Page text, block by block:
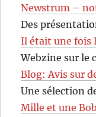
Newstrum –
Des
Il était une fois
Webzine sur le
Blog: Avis sur
Une sélection
Mille et une